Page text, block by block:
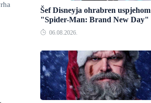
Šef Disneyja ohrabren uspjehom
"Spider-Man: Brand New Day"
06.08.2026.